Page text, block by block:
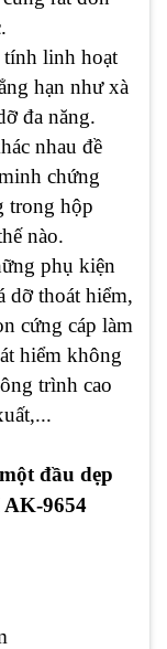
linh hoạt
hạn như xà
đa năng.
nhau đề
chứng
trong hộp
nào.
phụ kiện
dỡ thoát hiểm,
cứng cáp làm
hiểm không
trình cao
đầu dẹp
9654